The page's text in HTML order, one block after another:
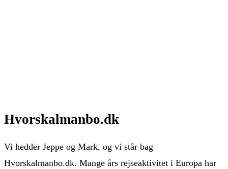
Hvorskalmanbo.dk
Vi hedder Jeppe og Mark, og vi står bag
Hvorskalmanbo.dk. Mange års rejseaktivitet i Europa har